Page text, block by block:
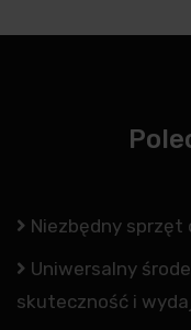
Niezbędny sprzęt
Uniwersalny
skuteczność i